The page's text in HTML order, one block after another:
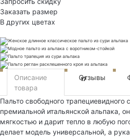
Заказать размер
В других цветах
Описание
товара
Отзывы
17
Пальто свободного трапециевидного
премиальной итальянской альпака,
мягкостью и дарит тепло в любую
делает модель универсальной, а